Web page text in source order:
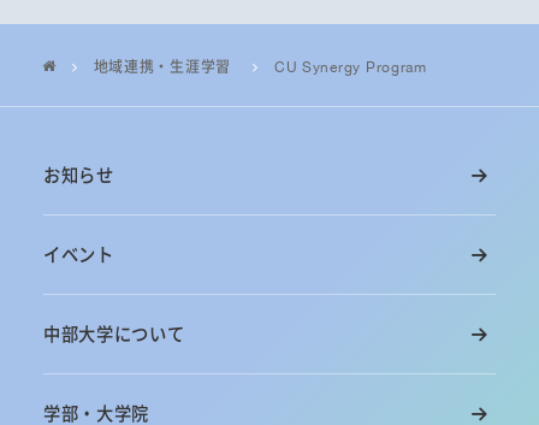
地域連携・生涯学習 CU Synergy Program
お知らせ
イベント
中部大学について
学部・大学院